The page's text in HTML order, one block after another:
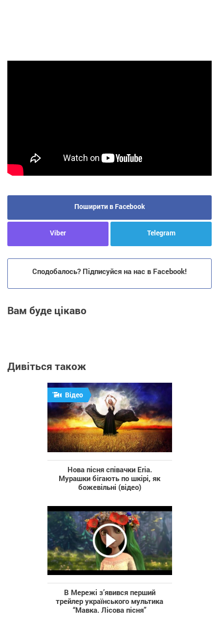
Поширити в Facebook
Viber Telegram
Сподобалось? Підписуйся на нас в Facebook!
Вам буде цікаво
Дивіться також
Відео
Нова пісня співачки Eria.
Мурашки бігають по шкірі, як
божевільні (відео)
В Мережі з’явився перший
трейлер українського мультика
“Мавка. Лісова пісня”